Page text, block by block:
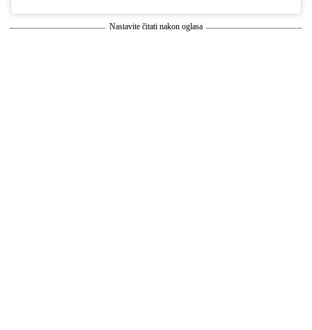
Nastavite čitati nakon oglasa